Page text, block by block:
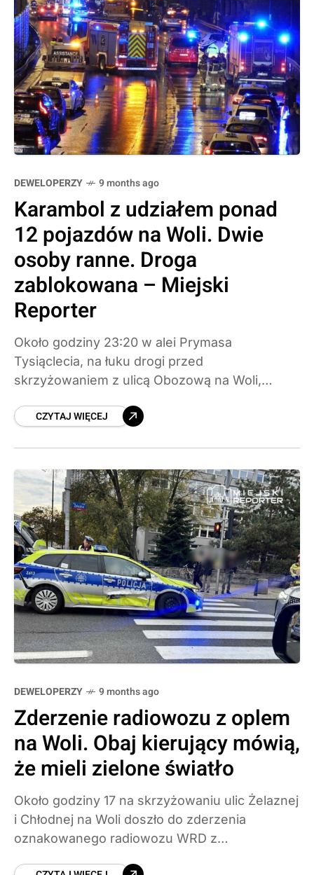
DEWELOPERZY 9 months ago
Karambol z udziałem ponad
12 pojazdów na Woli. Dwie
osoby ranne. Droga
zablokowana – Miejski
Reporter
Około godziny 23:20 w alei Prymasa
Tysiąclecia, na łuku drogi przed
skrzyżowaniem z ulicą Obozową na Woli,
ponad 12 pojazdów. Droga w kierunku
CZYTAJ WIĘCEJ
DEWELOPERZY 9 months ago
Zderzenie radiowozu z oplem
na Woli. Obaj kierujący mówią,
że mieli zielone światło
Około godziny 17 na skrzyżowaniu ulic Żelaznej
i Chłodnej na Woli doszło do zderzenia
oznakowanego radiowozu WRD z